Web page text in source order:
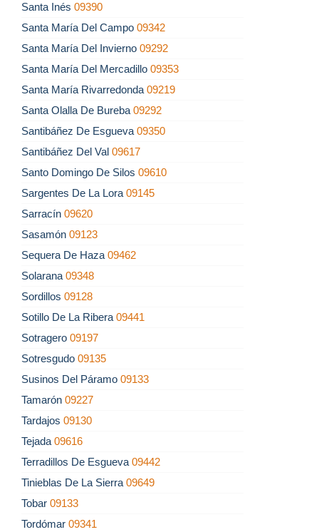
Santa Inés 09390
Santa María Del Campo 09342
Santa María Del Invierno 09292
Santa María Del Mercadillo 09353
Santa María Rivarredonda 09219
Santa Olalla De Bureba 09292
Santibáñez De Esgueva 09350
Santibáñez Del Val 09617
Santo Domingo De Silos 09610
Sargentes De La Lora 09145
Sarracín 09620
Sasamón 09123
Sequera De Haza 09462
Solarana 09348
Sordillos 09128
Sotillo De La Ribera 09441
Sotragero 09197
Sotresgudo 09135
Susinos Del Páramo 09133
Tamarón 09227
Tardajos 09130
Tejada 09616
Terradillos De Esgueva 09442
Tinieblas De La Sierra 09649
Tobar 09133
Tordómar 09341